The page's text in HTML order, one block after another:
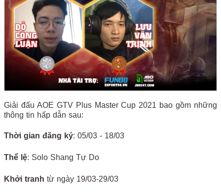
Giải đấu AOE GTV Plus Master Cup 2021 bao gồm những
thông tin hấp dẫn sau:
Thời gian đăng ký: 05/03 - 18/03
Thể lệ: Solo Shang Tự Do
Khởi tranh từ ngày 19/03-29/03